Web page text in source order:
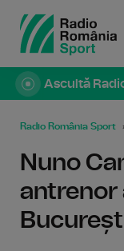
Ascultă
Radio România Sport
Nuno
antrenor